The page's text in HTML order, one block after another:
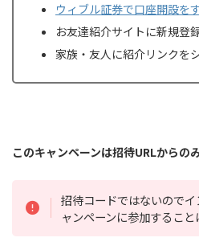
ウィブル証券で口座開設を
お友達紹介サイトに新規登
家族・友人に紹介リンクを
このキャンペーンは招待URLからの
招待コードではないので
ャンペーンに参加すること